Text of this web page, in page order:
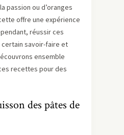
passion ou d’oranges
offre une expérience
réussir ces
savoir-faire et
ensemble
recettes pour des
des pâtes de